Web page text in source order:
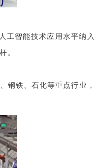
工智能技术应用水平纳入
。
钢铁、石化等重点行业，